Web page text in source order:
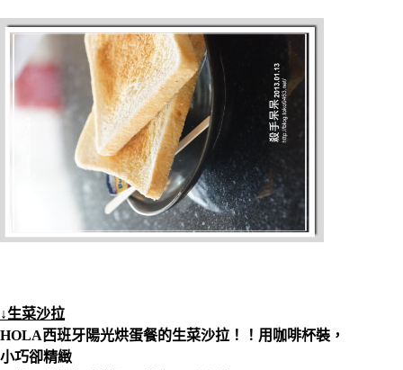
↓生菜沙拉
HOLA西班牙陽光烘蛋餐的生菜沙拉！！用咖啡杯裝，
小巧卻精緻